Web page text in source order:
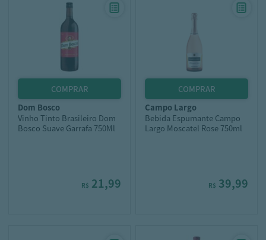
dom bosco
Vinho Tinto Brasileiro Dom
Bosco Suave Garrafa 750Ml
R$ 21,99
campo largo
Bebida Espumante Campo
Largo Moscatel Rose 750ml
R$ 39,99